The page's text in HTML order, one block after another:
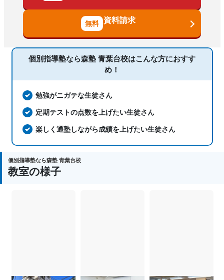
科目
国語、現代文、古典（古文・漢文）、算
数、数学、理科、物理、化学、生物、地
学、社会、日本史、世界史、歴史総合、
政治経済、地理、英語、英会話、プログ
ラミング、小論文
資料請求
個別指導塾なら森塾 青葉台校はこんな方におすす
め！
勉強がニガテな生徒さん
定期テストの点数を上げたい生徒さん
楽しく通塾しながら成績を上げたい生徒さん
個別指導塾なら森塾 青葉台校
教室の様子